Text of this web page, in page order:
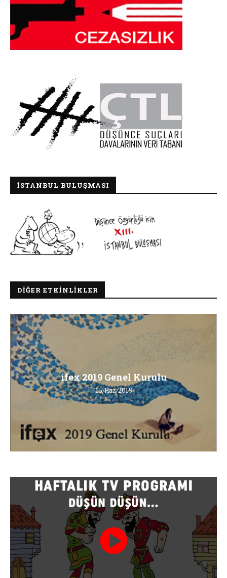
İSTANBUL BULUŞMASI
DIĞER ETKINLIKLER
ifex 2019 Genel Kurulu
15/Haz/2019